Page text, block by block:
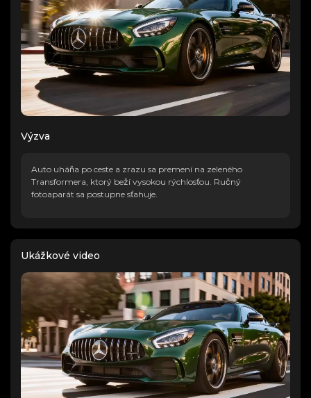
Výzva
Auto uháňa po ceste a zrazu sa premení na zeleného
Transformera, ktorý beží vysokou rýchlosťou. Ručný
fotoaparát sa postupne sťahuje.
Ukážkové video